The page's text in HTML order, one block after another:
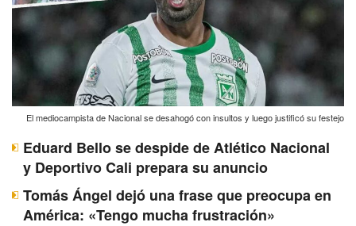
El mediocampista de Nacional se desahogó con insultos y luego justificó su festejo
Eduard Bello se despide de Atlético Nacional
y Deportivo Cali prepara su anuncio
Tomás Ángel dejó una frase que preocupa en
América: «Tengo mucha frustración»